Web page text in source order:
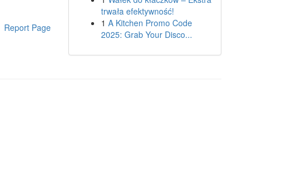
Report Page
trwała efektywność!
1 A Kitchen Promo Code
2025: Grab Your Disco...